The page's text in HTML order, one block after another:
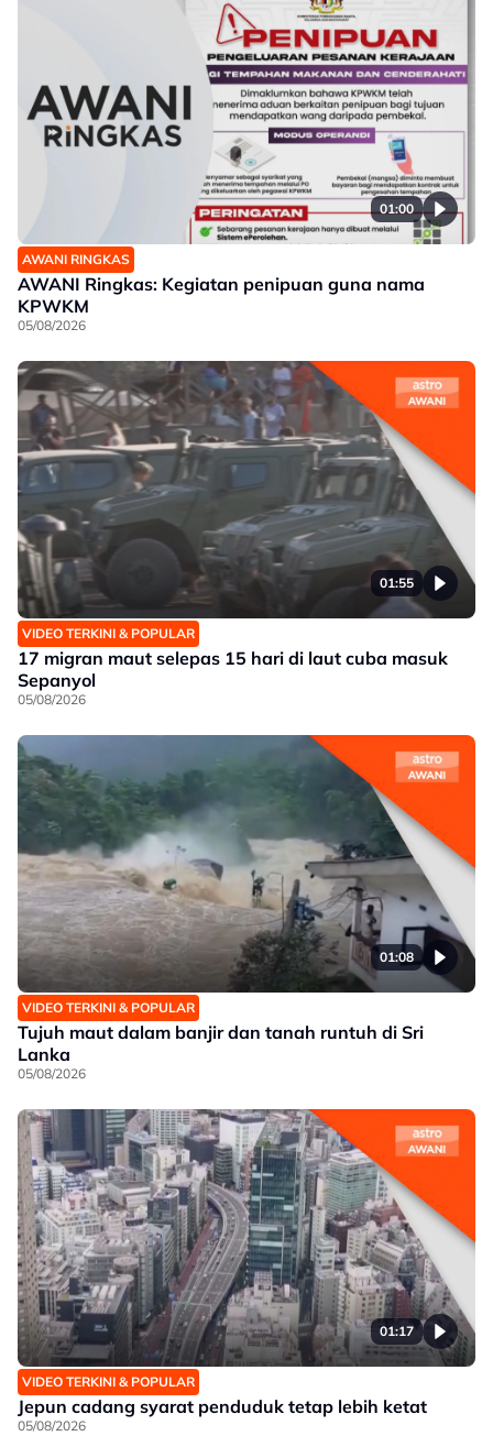
01:00
AWANI RINGKAS
AWANI Ringkas: Kegiatan penipuan guna nama
KPWKM
05/08/2026
01:55
VIDEO TERKINI & POPULAR
17 migran maut selepas 15 hari di laut cuba masuk
Sepanyol
05/08/2026
01:08
VIDEO TERKINI & POPULAR
Tujuh maut dalam banjir dan tanah runtuh di Sri
Lanka
05/08/2026
01:17
VIDEO TERKINI & POPULAR
Jepun cadang syarat penduduk tetap lebih ketat
05/08/2026